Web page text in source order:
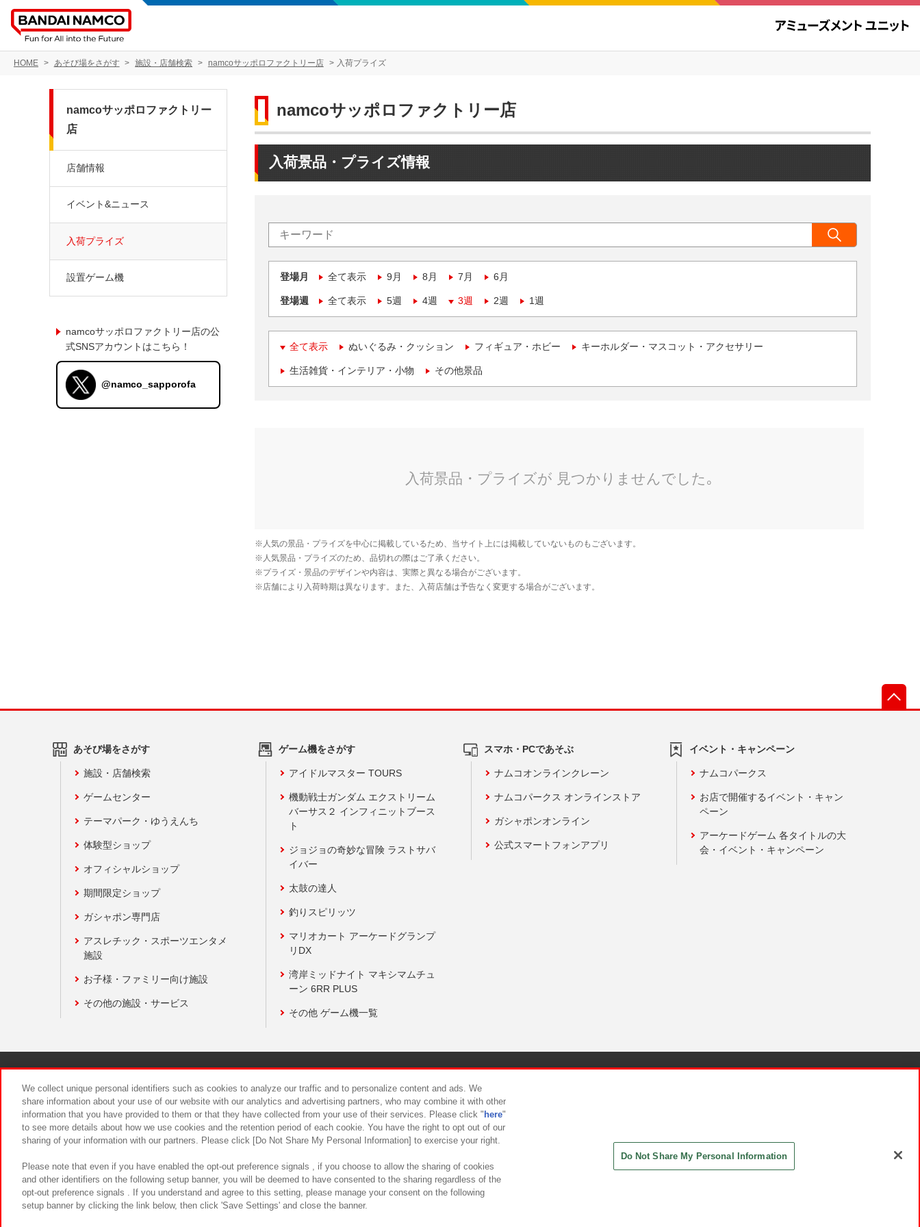
HOME あそび場をさがす 施設・店舗検索 namcoサッポロファクトリー店 入荷プライズ
namcoサッポロファクトリー店
入荷景品・プライズ情報
登場月 全て表示 9月 8月 7月 6月
登場週 全て表示 5週 4週 3週 2週 1週
全て表示 ぬいぐるみ・クッション フィギュア・ホビー キーホルダー・マスコット・アクセサリー
生活雑貨・インテリア・小物 その他景品
namcoサッポロファクトリー
店
店舗情報
イベント&ニュース
入荷プライズ
設置ゲーム機
namcoサッポロファクトリー店の公
式SNSアカウントはこちら！
@namco_sapporofa
あそび場をさがす
施設・店舗検索
ゲームセンター
テーマパーク・ゆうえんち
体験型ショップ
オフィシャルショップ
期間限定ショップ
ガシャポン専門店
アスレチック・スポーツエンタメ
施設
お子様・ファミリー向け施設
その他の施設・サービス
ゲーム機をさがす
アイドルマスター TOURS
機動戦士ガンダム エクストリーム
バーサス２ インフィニットブース
ト
ジョジョの奇妙な冒険 ラストサバ
イバー
太鼓の達人
釣りスピリッツ
マリオカート アーケードグランプ
リDX
湾岸ミッドナイト マキシマムチュ
ーン 6RR PLUS
その他 ゲーム機一覧
スマホ・PCであそぶ
ナムコオンラインクレーン
ナムコパークス オンラインストア
ガシャポンオンライン
公式スマートフォンアプリ
イベント・キャンペーン
ナムコパークス
お店で開催するイベント・キャン
ペーン
アーケードゲーム 各タイトルの大
会・イベント・キャンペーン
食品のご提供について カスタマーハラスメント対応方針
We collect unique personal identifiers such as cookies to analyze our traffic and to personalize content and ads. We
share information about your use of our website with our analytics and advertising partners, who may combine it with other
information that you have provided to them or that they have collected from your use of their services. Please click " here"
to see more details about how we use cookies and the retention period of each cookie. You have the right to opt out of our
sharing of your information with our partners. Please click [Do Not Share My Personal Information] to exercise your right.
Please note that even if you have enabled the opt-out preference signals , if you choose to allow the sharing of cookies
and other identifiers on the following setup banner, you will be deemed to have consented to the sharing regardless of the
opt-out preference signals . If you understand and agree to this setting, please manage your consent on the following
setup banner by clicking the link below, then click 'Save Settings' and close the banner.
Do Not Share My Personal Information